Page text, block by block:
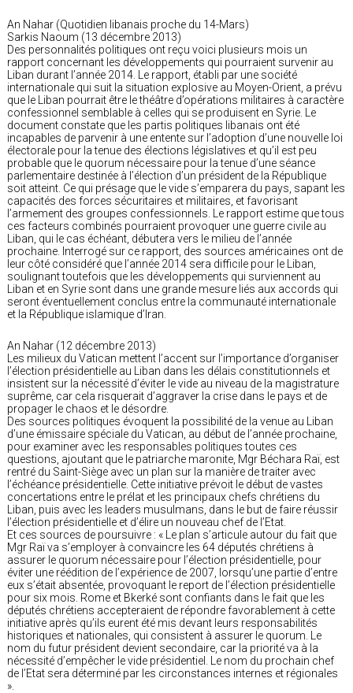
An Nahar (Quotidien libanais proche du 14-Mars)
Sarkis Naoum (13 décembre 2013)
Des personnalités politiques ont reçu voici plusieurs mois un
rapport concernant les développements qui pourraient survenir au
Liban durant l’année 2014. Le rapport, établi par une société
internationale qui suit la situation explosive au Moyen-Orient, a prévu
que le Liban pourrait être le théâtre d’opérations militaires à caractère
confessionnel semblable à celles qui se produisent en Syrie. Le
document constate que les partis politiques libanais ont été
incapables de parvenir à une entente sur l’adoption d’une nouvelle loi
électorale pour la tenue des élections législatives et qu’il est peu
probable que le quorum nécessaire pour la tenue d’une séance
parlementaire destinée à l’élection d’un président de la République
soit atteint. Ce qui présage que le vide s’emparera du pays, sapant les
capacités des forces sécuritaires et militaires, et favorisant
l’armement des groupes confessionnels. Le rapport estime que tous
ces facteurs combinés pourraient provoquer une guerre civile au
Liban, qui le cas échéant, débutera vers le milieu de l’année
prochaine. Interrogé sur ce rapport, des sources américaines ont de
leur côté considéré que l’année 2014 sera difficile pour le Liban,
soulignant toutefois que les développements qui surviennent au
Liban et en Syrie sont dans une grande mesure liés aux accords qui
seront éventuellement conclus entre la communauté internationale
et la République islamique d’Iran.
An Nahar (12 décembre 2013)
Les milieux du Vatican mettent l’accent sur l’importance d’organiser
l’élection présidentielle au Liban dans les délais constitutionnels et
insistent sur la nécessité d’éviter le vide au niveau de la magistrature
suprême, car cela risquerait d’aggraver la crise dans le pays et de
propager le chaos et le désordre.
Des sources politiques évoquent la possibilité de la venue au Liban
d’une émissaire spéciale du Vatican, au début de l’année prochaine,
pour examiner avec les responsables politiques toutes ces
questions, ajoutant que le patriarche maronite, Mgr Béchara Raï, est
rentré du Saint-Siège avec un plan sur la manière de traiter avec
l’échéance présidentielle. Cette initiative prévoit le début de vastes
concertations entre le prélat et les principaux chefs chrétiens du
Liban, puis avec les leaders musulmans, dans le but de faire réussir
l’élection présidentielle et d’élire un nouveau chef de l’Etat.
Et ces sources de poursuivre : « Le plan s’articule autour du fait que
Mgr Raï va s’employer à convaincre les 64 députés chrétiens à
assurer le quorum nécessaire pour l’élection présidentielle, pour
éviter une réédition de l’expérience de 2007, lorsqu’une partie d’entre
eux s’était absentée, provoquant le report de l’élection présidentielle
pour six mois. Rome et Bkerké sont confiants dans le fait que les
députés chrétiens accepteraient de répondre favorablement à cette
initiative après qu’ils eurent été mis devant leurs responsabilités
historiques et nationales, qui consistent à assurer le quorum. Le
nom du futur président devient secondaire, car la priorité va à la
nécessité d’empêcher le vide présidentiel. Le nom du prochain chef
de l’Etat sera déterminé par les circonstances internes et régionales
».